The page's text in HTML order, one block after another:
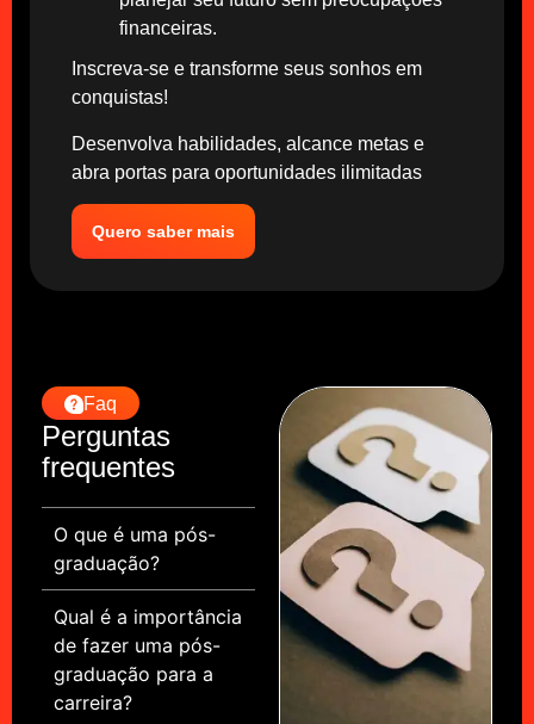
financeiras.
Inscreva-se e transforme seus sonhos em
conquistas!
Desenvolva habilidades, alcance metas e
abra portas para oportunidades ilimitadas
Quero saber mais
Faq
Perguntas
frequentes
O que é uma pós-
graduação?
Qual é a importância
de fazer uma pós-
graduação para a
carreira?